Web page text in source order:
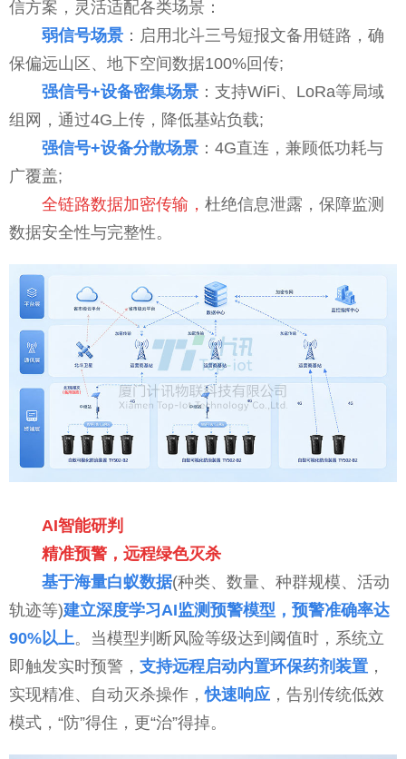
信方案，灵活适配各类场景：
弱信号场景 ：启用北斗三号短报文备用链路，确
保偏远山区、地下空间数据100%回传;
强信号+设备密集场景 ：支持WiFi、LoRa等局域
组网，通过4G上传，降低基站负载;
强信号+设备分散场景 ：4G直连，兼顾低功耗与
广覆盖;
全链路数据加密传输， 杜绝信息泄露，保障监测
数据安全性与完整性。
AI智能研判
精准预警，远程绿色灭杀
基于海量白蚁数据(种类、数量、种群规模、活动
轨迹等)建立深度学习AI监测预警模型，预警准确率达
90%以上。当模型判断风险等级达到阈值时，系统立
即触发实时预警， 支持远程启动内置环保药剂装置 ，
实现精准、自动灭杀操作，快速响应 ，告别传统低效
模式，“防”得住，更“治”得掉。